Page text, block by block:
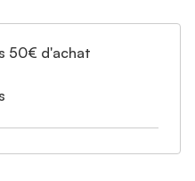
50€ d'achat